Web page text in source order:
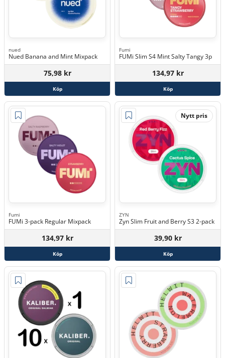
nued
Nued Banana and Mint Mixpack
75,98 kr
Köp
Fumi
FUMi Slim S4 Mint Salty Tangy 3p
134,97 kr
Köp
Fumi
FUMi 3-pack Regular Mixpack
134,97 kr
Köp
Nytt pris
ZYN
Zyn Slim Fruit and Berry S3 2-pack
39,90 kr
Köp